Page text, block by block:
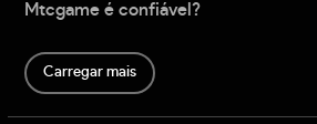
Mtcgame é confiável?
Carregar mais